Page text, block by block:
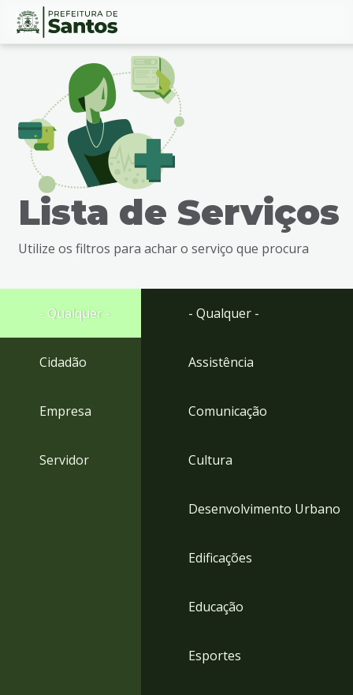
Ir
busca
Ir
rodapé
Conteúdo
Lista de Serviços
Utilize os filtros para achar o serviço que procura
- Qualquer -
Cidadão
Empresa
Servidor
- Qualquer -
Assistência
Comunicação
Cultura
Desenvolvimento Urbano
Edificações
Educação
Esportes